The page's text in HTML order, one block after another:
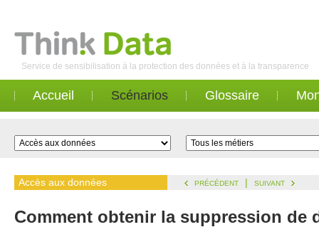
Service de sensibilisation à la protection des données et à la transparence
Accueil Scénarios Glossaire
Accès aux données PRÉCÉDENT | SUIVANT
Comment obtenir la suppression de